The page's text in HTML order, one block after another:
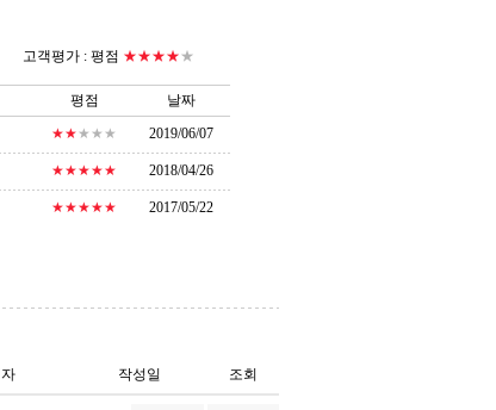
고객평가 : 평점 ★★★★★
평점
날짜
★★★★★ 2019/06/07
★★★★★ 2018/04/26
★★★★★ 2017/05/22
작성일 조회